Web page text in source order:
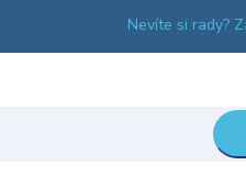
Nevíte si rady?